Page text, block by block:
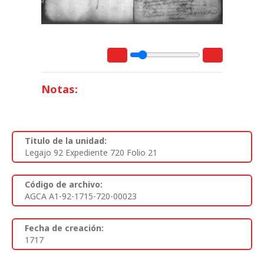
Notas:
Titulo de la unidad:
Legajo 92 Expediente 720 Folio 21
Código de archivo:
AGCA A1-92-1715-720-00023
Fecha de creación:
1717